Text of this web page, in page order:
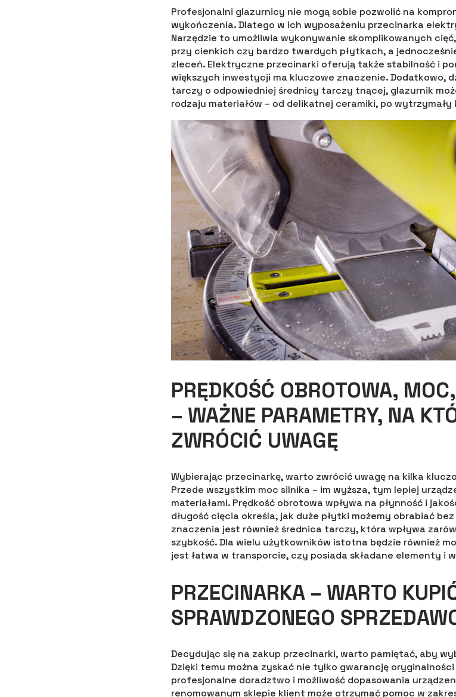
Profesjonalni glazurnicy nie mogą sobie pozwolić na
wykończenia. Dlatego w ich wyposażeniu przecinarka
Narzędzie to umożliwia wykonywanie skomplikowanych
przy cienkich czy bardzo twardych płytkach, a
zleceń. Elektryczne przecinarki oferują także stabilność i
większych inwestycji ma kluczowe znaczenie. Dodatkowo,
tarczy o odpowiedniej średnicy tarczy tnącej, glazurnik
rodzaju materiałów – od delikatnej ceramiki, po
PRĘDKOŚĆ OBROTOWA,
– WAŻNE PARAMETRY, NA
ZWRÓCIĆ UWAGĘ
Wybierając przecinarkę, warto zwrócić uwagę na kilka
Przede wszystkim moc silnika – im wyższa, tym lepiej
materiałami. Prędkość obrotowa wpływa na płynność i
długość cięcia określa, jak duże płytki możemy obrabiać
znaczenia jest również średnica tarczy, która wpływa
szybkość. Dla wielu użytkowników istotna będzie również
jest łatwa w transporcie, czy posiada składane elementy i
PRZECINARKA – WARTO
SPRAWDZONEGO
Decydując się na zakup przecinarki, warto pamiętać, aby
Dzięki temu można zyskać nie tylko gwarancję
profesjonalne doradztwo i możliwość dopasowania
renomowanym sklepie klient może otrzymać pomoc w